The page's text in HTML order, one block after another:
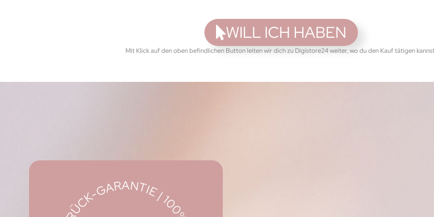
WILL ICH HABEN
Mit Klick auf den oben befindlichen Button leiten wir dich zu Digistore24 weiter, wo du den Kauf tätigen